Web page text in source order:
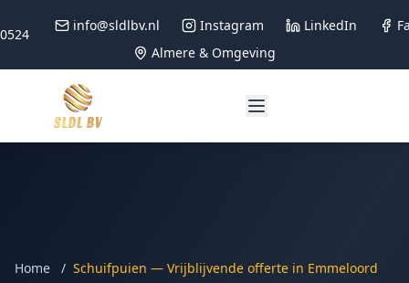
info@sldlbv.nl Instagram LinkedIn
Almere & Omgeving
Home / Schuifpuien — Vrijblijvende offerte in Emmeloord